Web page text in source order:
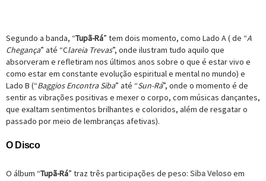
Segundo a banda, “Tupã-Rá” tem dois momento, como Lado A ( de “A
Chegança” até “Clareia Trevas”, onde ilustram tudo aquilo que
absorveram e refletiram nos últimos anos sobre o que é estar vivo e
como estar em constante evolução espiritual e mental no mundo) e
Lado B (“Baggios Encontra Siba” até “Sun-Rá”, onde o momento é de
sentir as vibrações positivas e mexer o corpo, com músicas dançantes,
que exaltam sentimentos brilhantes e coloridos, além de resgatar o
passado por meio de lembranças afetivas).
O Disco
O álbum “Tupã-Rá” traz três participações de peso: Siba Velosoem